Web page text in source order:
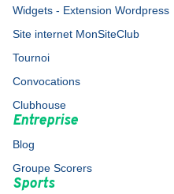
Widgets - Extension Wordpress
Site internet MonSiteClub
Tournoi
Convocations
Clubhouse
Entreprise
Blog
Groupe Scorers
Sports